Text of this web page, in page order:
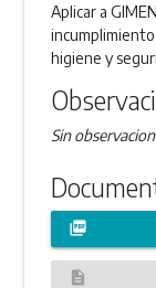
Aplicar a
higiene y
Sin
picture_as_pdf
description